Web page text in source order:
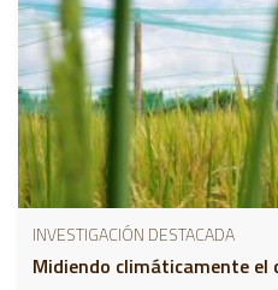
INVESTIGACIÓN DESTACADA
Midiendo climáticamente el